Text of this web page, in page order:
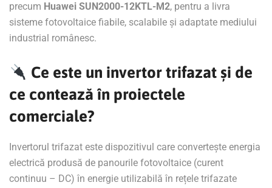
precum Huawei SUN2000-12KTL-M2, pentru a livra
sisteme fotovoltaice fiabile, scalabile și adaptate mediului
industrial românesc.
Ce este un invertor trifazat și de
ce contează în proiectele
comerciale?
Invertorul trifazat este dispozitivul care convertește energia
electrică produsă de panourile fotovoltaice (curent
continuu – DC) în energie utilizabilă în rețele trifazate